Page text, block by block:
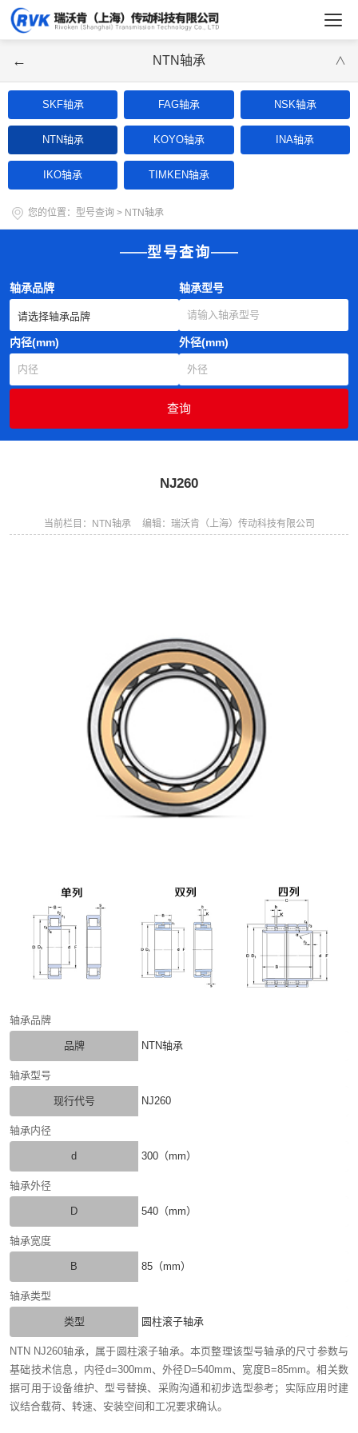
← NTN轴承 ∨
SKF轴承 FAG轴承 NSK轴承
NTN轴承 KOYO轴承 INA轴承
IKO轴承 TIMKEN轴承
您的位置： 型号查询 > NTN轴承
型号查询
轴承品牌 轴承型号
内径(mm) 外径(mm)
NJ260
当前栏目：NTN轴承 编辑：瑞沃肯（上海）传动科技有限公司
轴承品牌
品牌 NTN轴承
轴承型号
现行代号 NJ260
轴承内径
d 300（mm）
轴承外径
D 540（mm）
轴承宽度
B 85（mm）
轴承类型
类型 圆柱滚子轴承
NTN NJ260轴承，属于圆柱滚子轴承。本页整理该型号轴承的尺寸参数与
基础技术信息，内径d=300mm、外径D=540mm、宽度B=85mm。相关数
据可用于设备维护、型号替换、采购沟通和初步选型参考；实际应用时建
议结合载荷、转速、安装空间和工况要求确认。